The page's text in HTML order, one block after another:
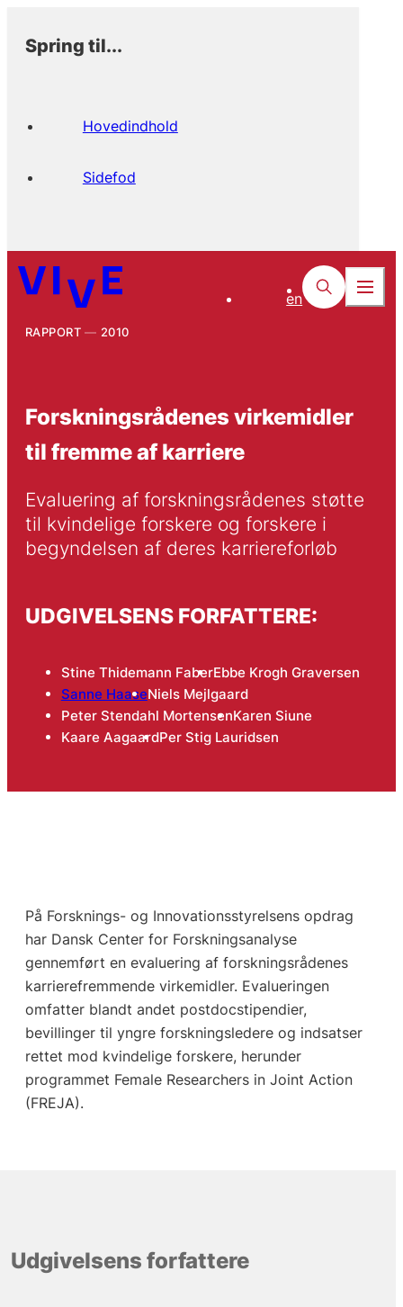
Spring til...
Hovedindhold
Sidefod
en
RAPPORT 2010
Forskningsrådenes virkemidler
til fremme af karriere
Evaluering af forskningsrådenes støtte
til kvindelige forskere og forskere i
begyndelsen af deres karriereforløb
UDGIVELSENS FORFATTERE:
Stine Thidemann FaberEbbe Krogh Graversen
Sanne HaaseNiels Mejlgaard
Peter Stendahl MortensenKaren Siune
Kaare AagaardPer Stig Lauridsen
På Forsknings- og Innovationsstyrelsens opdrag
har Dansk Center for Forskningsanalyse
gennemført en evaluering af forskningsrådenes
karrierefremmende virkemidler. Evalueringen
omfatter blandt andet postdocstipendier,
bevillinger til yngre forskningsledere og indsatser
rettet mod kvindelige forskere, herunder
programmet Female Researchers in Joint Action
(FREJA).
Udgivelsens forfattere